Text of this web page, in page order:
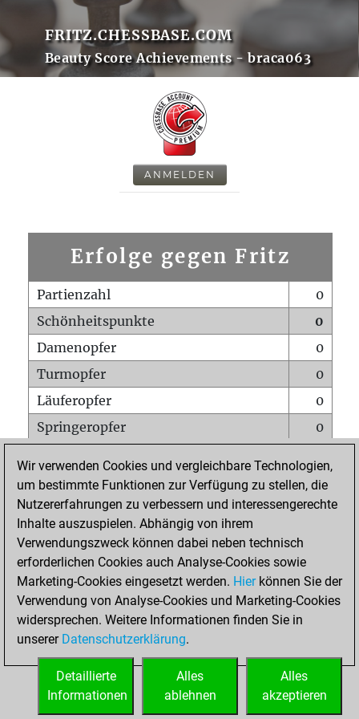
FRITZ.CHESSBASE.COM
Beauty Score Achievements - braca063
ANMELDEN
Erfolge gegen Fritz
Partienzahl
0
Schönheitspunkte
0
Damenopfer
0
Turmopfer
0
Läuferopfer
0
Springeropfer
0
Matt auf vollem Brett
0
Bauer setzt Matt
0
Erstickte Matts
Unterverwandlungen
Türme auf der siebten
0
STARTSEITE
Wir verwenden Cookies und vergleichbare Technologien,
um bestimmte Funktionen zur Verfügung zu stellen, die
Nutzererfahrungen zu verbessern und interessengerechte
Inhalte auszuspielen. Abhängig von ihrem
Verwendungszweck können dabei neben technisch
erforderlichen Cookies auch Analyse-Cookies sowie
Marketing-Cookies eingesetzt werden. Hierkönnen Sie der
Verwendung von Analyse-Cookies und Marketing-Cookies
widersprechen. Weitere Informationen finden Sie in
unserer Datenschutzerklärung.
Alles
akzeptieren
Alles
ablehnen
Detaillierte
Informationen